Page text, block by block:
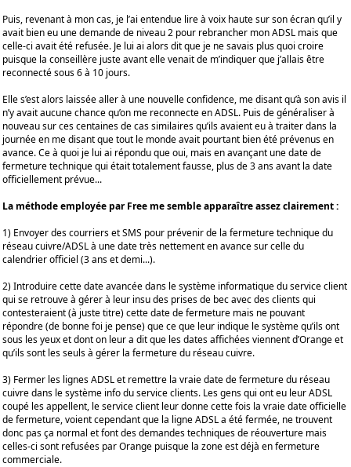
Puis, revenant à mon cas, je l’ai entendue lire à voix haute sur son écran qu’il y
avait bien eu une demande de niveau 2 pour rebrancher mon ADSL mais que
celle-ci avait été refusée. Je lui ai alors dit que je ne savais plus quoi croire
puisque la conseillère juste avant elle venait de m’indiquer que j’allais être
reconnecté sous 6 à 10 jours.
Elle s’est alors laissée aller à une nouvelle confidence, me disant qu’à son avis il
n’y avait aucune chance qu’on me reconnecte en ADSL. Puis de généraliser à
nouveau sur ces centaines de cas similaires qu’ils avaient eu à traiter dans la
journée en me disant que tout le monde avait pourtant bien été prévenus en
avance. Ce à quoi je lui ai répondu que oui, mais en avançant une date de
fermeture technique qui était totalement fausse, plus de 3 ans avant la date
officiellement prévue...
La méthode employée par Free me semble apparaître assez clairement :
1) Envoyer des courriers et SMS pour prévenir de la fermeture technique du
réseau cuivre/ADSL à une date très nettement en avance sur celle du
calendrier officiel (3 ans et demi...).
2) Introduire cette date avancée dans le système informatique du service client
qui se retrouve à gérer à leur insu des prises de bec avec des clients qui
contesteraient (à juste titre) cette date de fermeture mais ne pouvant
répondre (de bonne foi je pense) que ce que leur indique le système qu’ils ont
sous les yeux et dont on leur a dit que les dates affichées viennent d’Orange et
qu’ils sont les seuls à gérer la fermeture du réseau cuivre.
3) Fermer les lignes ADSL et remettre la vraie date de fermeture du réseau
cuivre dans le système info du service clients. Les gens qui ont eu leur ADSL
coupé les appellent, le service client leur donne cette fois la vraie date officielle
de fermeture, voient cependant que la ligne ADSL a été fermée, ne trouvent
donc pas ça normal et font des demandes techniques de réouverture mais
celles-ci sont refusées par Orange puisque la zone est déjà en fermeture
commerciale.